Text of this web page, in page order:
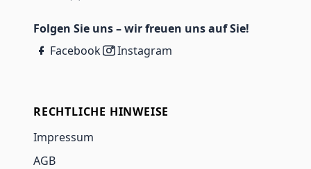
Folgen Sie uns – wir freuen uns auf Sie!
Facebook
Instagram
RECHTLICHE HINWEISE
Impressum
AGB